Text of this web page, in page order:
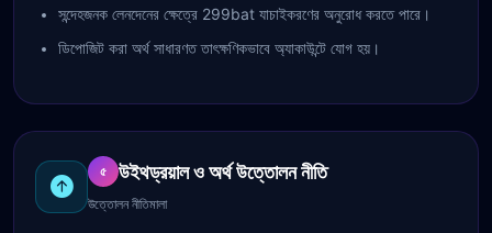
সন্দেহজনক লেনদেনের ক্ষেত্রে 299bat যাচাইকরণের অনুরোধ করতে পারে।
ডিপোজিট করা অর্থ সাধারণত তাৎক্ষণিকভাবে অ্যাকাউন্টে যোগ হয়।
৫ উইথড্রয়াল ও অর্থ উত্তোলন নীতি
উত্তোলন নীতিমালা